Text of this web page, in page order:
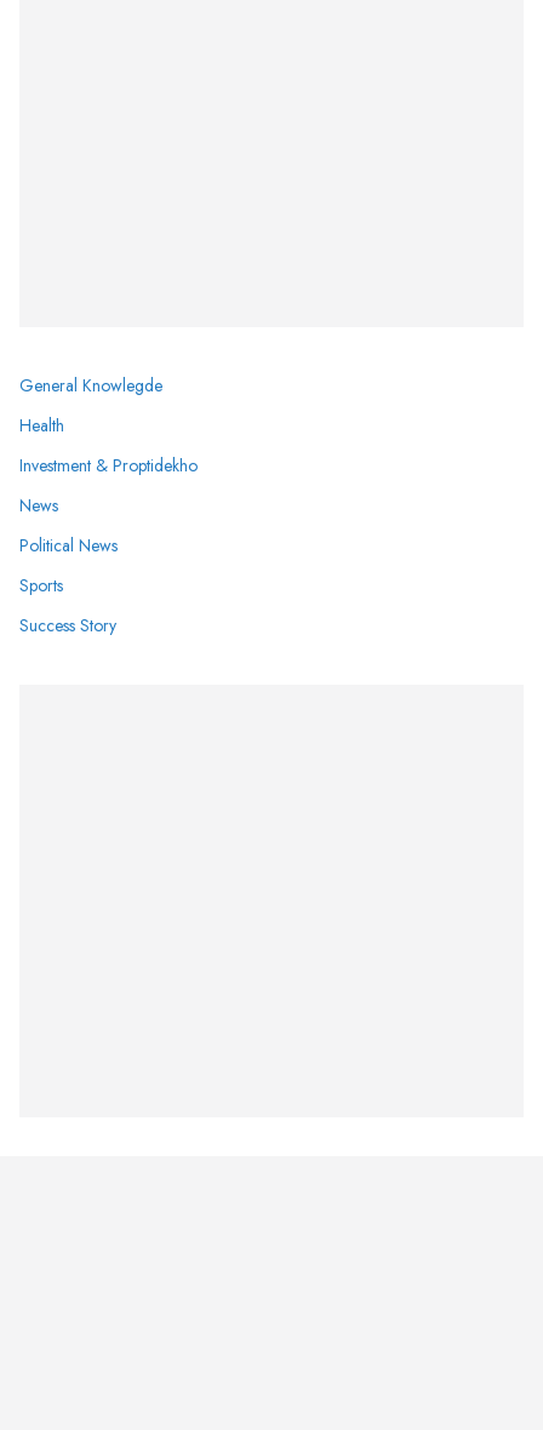
General Knowlegde
Health
Investment & Proptidekho
News
Political News
Sports
Success Story